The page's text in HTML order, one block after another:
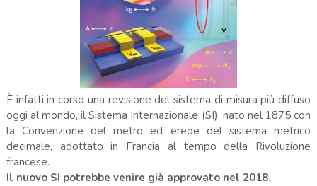
È infatti in corso una revisione del sistema di misura più diffuso
oggi al mondo, il Sistema Internazionale (SI), nato nel 1875 con
la Convenzione del metro ed erede del sistema metrico
decimale, adottato in Francia al tempo della Rivoluzione
francese.
Il nuovo SI potrebbe venire già approvato nel 2018.